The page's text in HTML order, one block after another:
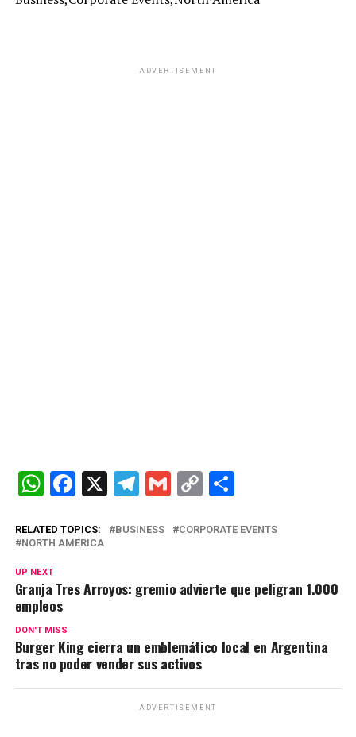
ADVERTISEMENT
W
at
A
p
p
F
ce
o
k
X
T
e
a
G
ail
C
py
n
m
ar
RELATED TOPICS: BUSINESS
CORPORATE EVENTS
NORTH AMERICA
UP NEXT
Granja Tres Arroyos: gremio advierte que peligran 1.000
empleos
DON'T MISS
Burger King cierra un emblemático local en Argentina
tras no poder vender sus activos
ADVERTISEMENT